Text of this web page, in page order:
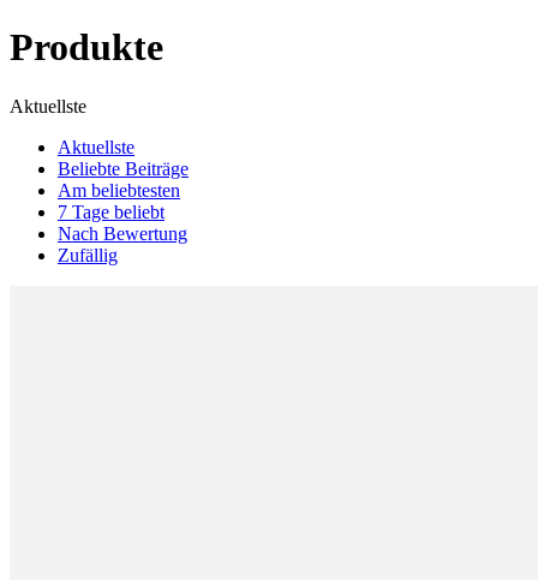
Produkte
Aktuellste
Aktuellste
Beliebte Beiträge
Am beliebtesten
7 Tage beliebt
Nach Bewertung
Zufällig